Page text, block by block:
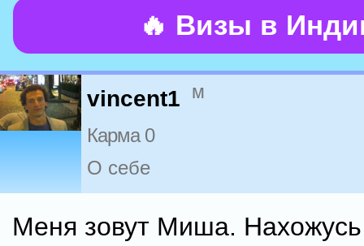
🔥 Визы в
vincent1 м
Карма 0
О себе
Меня зовут Миша.